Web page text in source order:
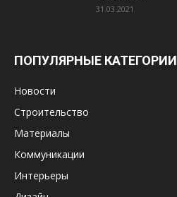
31.03.2021
ПОПУЛЯРНЫЕ КАТЕГОРИИ
Новости
Строительство
Материалы
Коммуникации
Интерьеры